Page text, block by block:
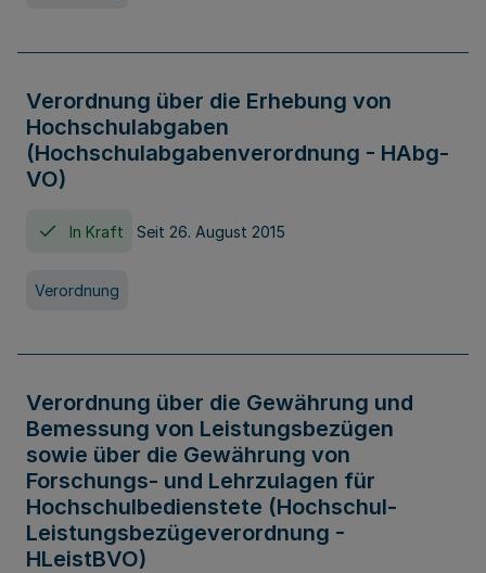
Verordnung über die Erhebung von
Hochschulabgaben
(Hochschulabgabenverordnung - HAbg-
VO)
In Kraft Seit 26. August 2015
Verordnung
Verordnung über die Gewährung und
Bemessung von Leistungsbezügen
sowie über die Gewährung von
Forschungs- und Lehrzulagen für
Hochschulbedienstete (Hochschul-
Leistungsbezügeverordnung -
HLeistBVO)